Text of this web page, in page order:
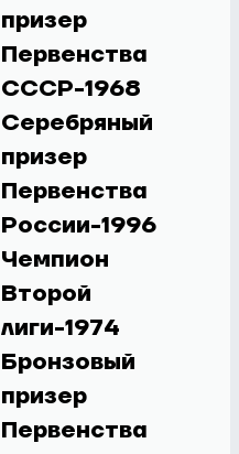
призер
Первенства
СССР-1968
Серебряный
призер
Первенства
России-1996
Чемпион
Второй
лиги-1974
Бронзовый
призер
Первенства